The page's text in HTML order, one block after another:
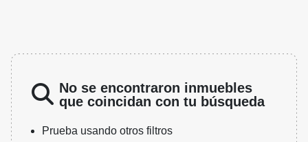
No se encontraron inmuebles
que coincidan con tu búsqueda
Prueba usando otros filtros